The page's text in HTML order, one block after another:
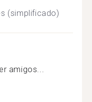
(simplificado)
amigos...